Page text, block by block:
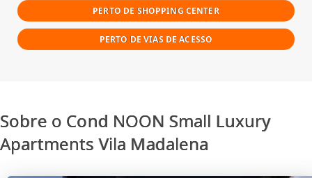
PERTO DE SHOPPING CENTER
PERTO DE VIAS DE ACESSO
Sobre o Cond NOON Small Luxury
Apartments Vila Madalena